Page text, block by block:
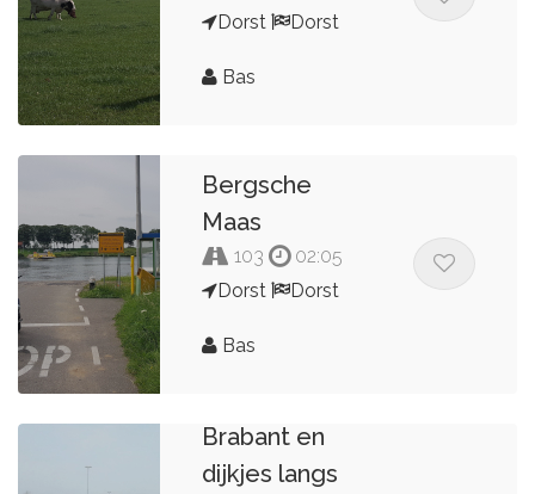
Dorst
Dorst
Bas
Bergsche
Maas
103
02:05
Dorst
Dorst
Bas
Brabant en
dijkjes langs